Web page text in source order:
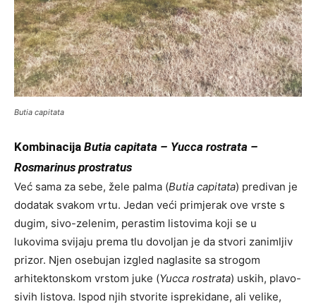
Butia capitata
Kombinacija Butia capitata – Yucca rostrata –
Rosmarinus prostratus
Već sama za sebe, žele palma (Butia capitata) predivan je
dodatak svakom vrtu. Jedan veći primjerak ove vrste s
dugim, sivo-zelenim, perastim listovima koji se u
lukovima svijaju prema tlu dovoljan je da stvori zanimljiv
prizor. Njen osebujan izgled naglasite sa strogom
arhitektonskom vrstom juke (Yucca rostrata) uskih, plavo-
sivih listova. Ispod njih stvorite isprekidane, ali velike,